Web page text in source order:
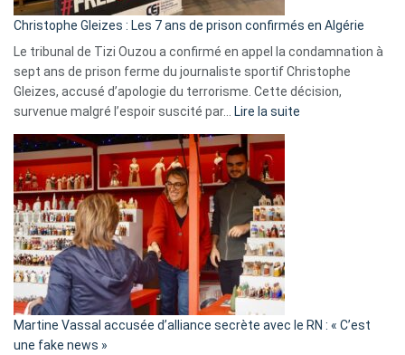
Christophe Gleizes : Les 7 ans de prison confirmés en Algérie
Le tribunal de Tizi Ouzou a confirmé en appel la condamnation à
sept ans de prison ferme du journaliste sportif Christophe
Gleizes, accusé d’apologie du terrorisme. Cette décision,
survenue malgré l’espoir suscité par…
Lire la suite
Algérie
Martine Vassal accusée d’alliance secrète avec le RN : « C’est
une fake news »